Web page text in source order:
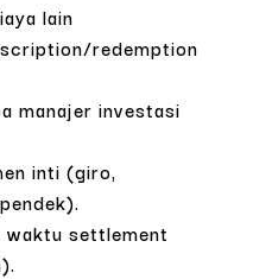
lain
redemption
manajer investasi
inti (giro,
settlement